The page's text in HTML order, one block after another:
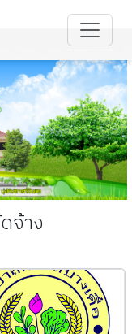
จ้าง